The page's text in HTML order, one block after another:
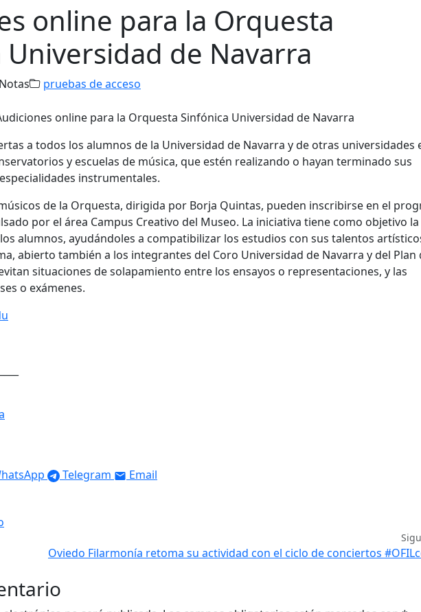
online para la Orquesta
Universidad de Navarra
pruebas de acceso
a todos los alumnos de la Universidad de Navarra y de otras universidades
y escuelas de música, que estén realizando o hayan terminado sus
instrumentales.
de la Orquesta, dirigida por Borja Quintas, pueden inscribirse en el
por el área Campus Creativo del Museo. La iniciativa tiene como objetivo la
alumnos, ayudándoles a compatibilizar los estudios con sus talentos
abierto también a los integrantes del Coro Universidad de Navarra y del Plan
situaciones de solapamiento entre los ensayos o representaciones, y las
o exámenes.
Telegram Email
Oviedo Filarmonía retoma su actividad con el ciclo de conciertos